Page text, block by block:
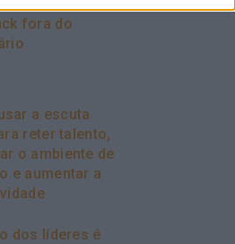
fora do
a escuta
reter talento,
o ambiente de
e aumentar a
dos líderes é